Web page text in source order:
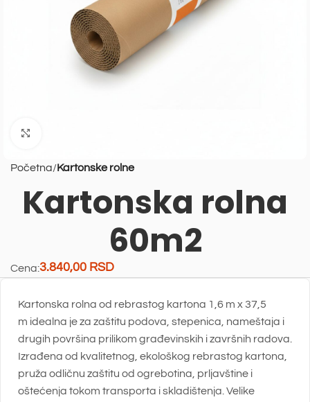
Početna Kartonske rolne
Kartonska rolna
60m2
Cena:3.840,00 RSD
Kartonska rolna od rebrastog kartona 1,6 m x 37,5
m idealna je za zaštitu podova, stepenica, nameštaja i
drugih površina prilikom građevinskih i završnih radova.
Izrađena od kvalitetnog, ekološkog rebrastog kartona,
pruža odličnu zaštitu od ogrebotina, prljavštine i
oštećenja tokom transporta i skladištenja. Velike